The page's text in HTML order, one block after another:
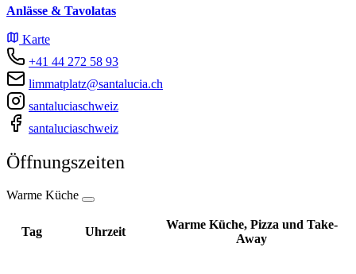
Anlässe & Tavolatas
Karte
+41 44 272 58 93
limmatplatz@santalucia.ch
santaluciaschweiz
santaluciaschweiz
Öffnungszeiten
Warme Küche
Tag Uhrzeit
Warme Küche, Pizza und Take-
Away